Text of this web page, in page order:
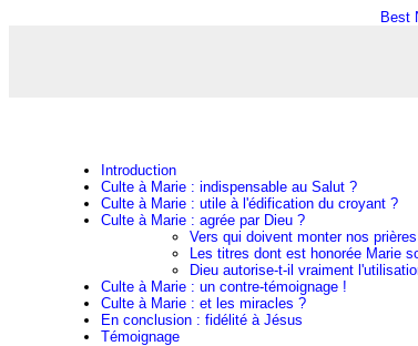
Best
Introduction
Culte à Marie : indispensable au Salut ?
Culte à Marie : utile à l'édification du croyant ?
Culte à Marie : agrée par Dieu ?
Vers qui doivent monter nos
Les titres dont est honorée Marie
Dieu autorise-t-il vraiment
Culte à Marie : un contre-témoignage !
Culte à Marie : et les miracles ?
En conclusion : fidélité à Jésus
Témoignage